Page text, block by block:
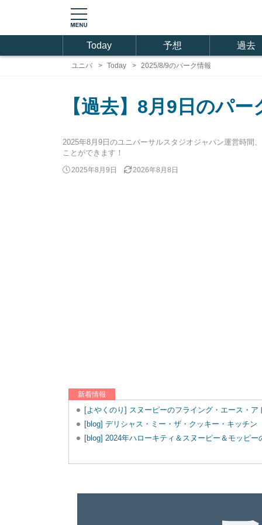
Today 予想 過去
ユニバ Today 2025/8/9のパーク情報
【過去】8月9日のパー
2025年8月9日のユニバーサルスタジオジャパン運営時間
ことができます！
2025年8月9日 2026年8月8日
新着情報
[よやくのり] スヌーピーのフライング・エース・
[blog] デリシャス・ミー・ザ・クッキー・キッチン
[blog] 2024年ハローキティ＆スヌーピー＆モッピ